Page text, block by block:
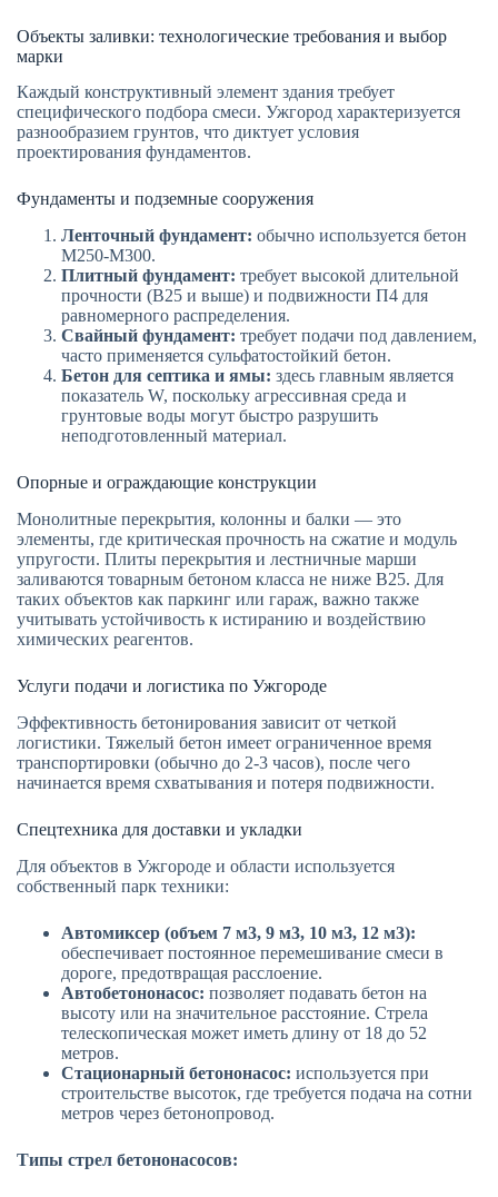
Объекты заливки: технологические требования и выбор
марки
Каждый конструктивный элемент здания требует
специфического подбора смеси. Ужгород характеризуется
разнообразием грунтов, что диктует условия
проектирования фундаментов.
Фундаменты и подземные сооружения
Ленточный фундамент: обычно используется бетон
М250-М300.
Плитный фундамент: требует высокой длительной
прочности (В25 и выше) и подвижности П4 для
равномерного распределения.
Свайный фундамент: требует подачи под давлением,
часто применяется сульфатостойкий бетон.
Бетон для септика и ямы: здесь главным является
показатель W, поскольку агрессивная среда и
грунтовые воды могут быстро разрушить
неподготовленный материал.
Опорные и ограждающие конструкции
Монолитные перекрытия, колонны и балки — это
элементы, где критическая прочность на сжатие и модуль
упругости. Плиты перекрытия и лестничные марши
заливаются товарным бетоном класса не ниже В25. Для
таких объектов как паркинг или гараж, важно также
учитывать устойчивость к истиранию и воздействию
химических реагентов.
Услуги подачи и логистика по Ужгороде
Эффективность бетонирования зависит от четкой
логистики. Тяжелый бетон имеет ограниченное время
транспортировки (обычно до 2-3 часов), после чего
начинается время схватывания и потеря подвижности.
Спецтехника для доставки и укладки
Для объектов в Ужгороде и области используется
собственный парк техники:
Автомиксер (объем 7 м3, 9 м3, 10 м3, 12 м3):
обеспечивает постоянное перемешивание смеси в
дороге, предотвращая расслоение.
Автобетононасос: позволяет подавать бетон на
высоту или на значительное расстояние. Стрела
телескопическая может иметь длину от 18 до 52
метров.
Стационарный бетононасос: используется при
строительстве высоток, где требуется подача на сотни
метров через бетонопровод.
Типы стрел бетононасосов: